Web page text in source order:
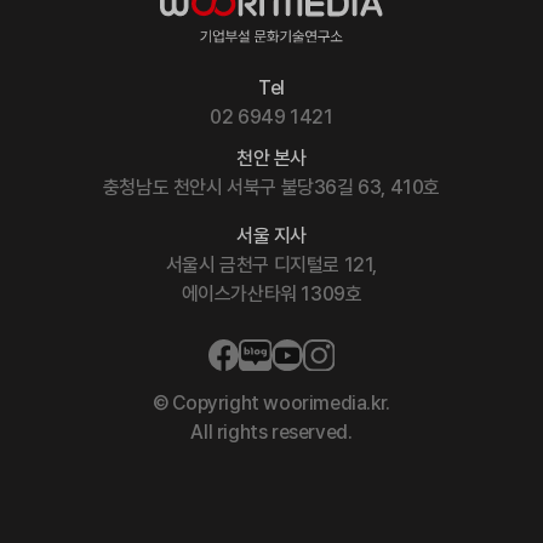
천안 본사
충청남도 천안시 서북구 불당36길 63, 410호
Tel
02 6949 1421
서울 지사
서울시 금천구 디지털로 121,
에이스가산타워 1309호
© Copyright woorimedia.kr.
All rights reserved.